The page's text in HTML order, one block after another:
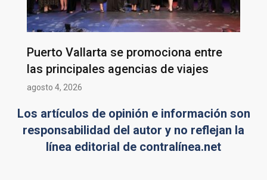
Puerto Vallarta se promociona entre
las principales agencias de viajes
agosto 4, 2026
Los artículos de opinión e información son
responsabilidad del autor y no reflejan la
línea editorial de contralínea.net